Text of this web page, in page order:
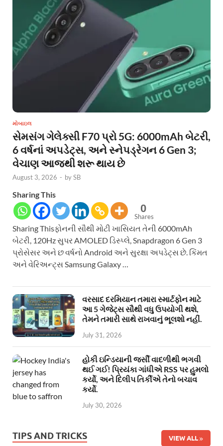
મોબાઇલ
સેમસંગ ગેલેક્સી F70 પ્રો 5G: 6000mAh બેટરી,
6 વર્ષનાં અપડેટ્સ, અને સ્નેપડ્રેગન 6 Gen 3;
વેચાણ આજથી શરૂ થાય છે
August 3, 2026 - bySB
Sharing This
0
Shares
Sharing Thisફોનની સૌથી મોટી ખાસિયત તેની 6000mAh
બેટરી, 120Hz સુપર AMOLED ડિસ્પ્લે, Snapdragon 6 Gen 3
પ્રોસેસર અને છ વર્ષનો Android અને સુરક્ષા અપડેટ્સ છે. કિંમત
અને વેરિઅન્ટ્સ Samsung Galaxy …
વરસાદ દરમિયાન તમારા સ્માર્ટફોન માટે
આ 5 ગેજેટ્સ સૌથી વધુ ઉપયોગી થશે,
તેમને તમારી સાથે રાખવાનું ભૂલશો નહીં.
July 31, 2026
હોકી ઇન્ડિયાની જર્સી વાદળીથી ભગવી
થઈ ગઈ! પ્રિયંકા ગાંધીએ RSS પર હુમલો
કર્યો, અને દિલીપ તિર્કીએ તેનો બચાવ
કર્યો.
July 30, 2026
TIPS AND TRICKS VIEW ALL